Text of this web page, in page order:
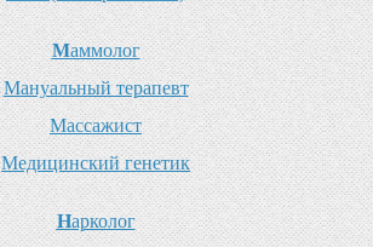
Маммолог
Мануальный терапевт
Массажист
Медицинский генетик
Нарколог